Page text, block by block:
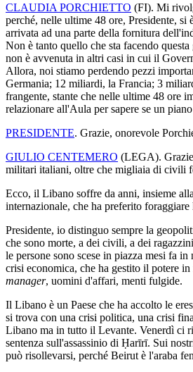
CLAUDIA PORCHIETTO (FI). Mi
perché, nelle ultime 48 ore, Presidente,
arrivata ad una parte della fornitura
Non è tanto quello che sta facendo
non è avvenuta in altri casi in cui il
Allora, noi stiamo perdendo pezzi
Germania; 12 miliardi, la Francia; 3
frangente, stante che nelle ultime 48 ore
relazionare all'Aula per sapere se un
PRESIDENTE. Grazie, onorevole
GIULIO CENTEMERO (LEGA).
militari italiani, oltre che migliaia di civili
Ecco, il Libano soffre da anni, insieme
internazionale, che ha preferito
Presidente, io distinguo sempre la
che sono morte, a dei civili, a dei
le persone sono scese in piazza mesi fa
crisi economica, che ha gestito il potere
manager, uomini d'affari, menti fulgide.
Il Libano è un Paese che ha accolto le
si trova con una crisi politica, una crisi
Libano ma in tutto il Levante. Venerdì ci
sentenza sull'assassinio di Ḥarīrī. Sui
può risollevarsi, perché Beirut è l'araba